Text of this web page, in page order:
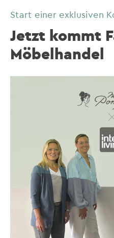
Start einer exklusiven
Jetzt kommt
Möbelhandel